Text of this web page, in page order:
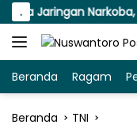
Langsung
ke
konten
. Narkoba, 22,76
Beranda Ragam
Beranda TNI